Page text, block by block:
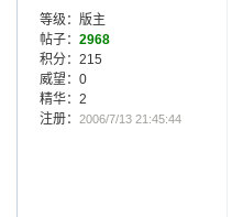
等级：版主
帖子： 2968
积分：215
威望：0
精华：2
注册： 2006/7/13 21:45:44